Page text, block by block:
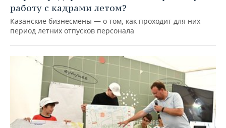
работу с кадрами летом?
Казанские бизнесмены — о том, как проходит для них
период летних отпусков персонала